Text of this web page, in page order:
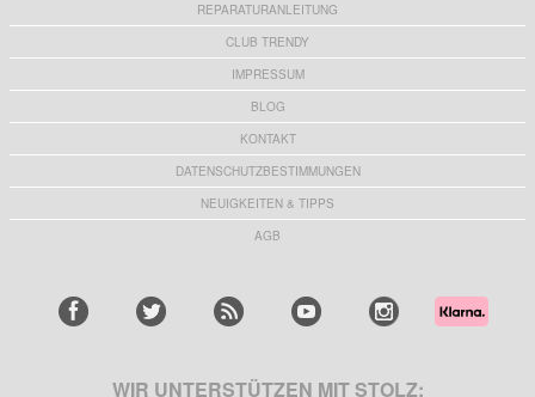
REPARATURANLEITUNG
CLUB TRENDY
IMPRESSUM
BLOG
KONTAKT
DATENSCHUTZBESTIMMUNGEN
NEUIGKEITEN & TIPPS
AGB
WIR UNTERSTÜTZEN MIT STOLZ: